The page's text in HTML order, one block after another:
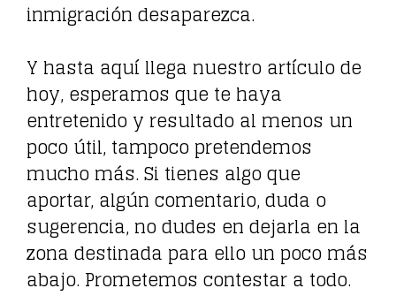
inmigración desaparezca.
Y hasta aquí llega nuestro artículo de
hoy, esperamos que te haya
entretenido y resultado al menos un
poco útil, tampoco pretendemos
mucho más. Si tienes algo que
aportar, algún comentario, duda o
sugerencia, no dudes en dejarla en la
zona destinada para ello un poco más
abajo. Prometemos contestar a todo.